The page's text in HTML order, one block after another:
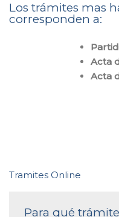
Los trámites mas
corresponden a:
Acta
Acta
Tramites Online
Para qué